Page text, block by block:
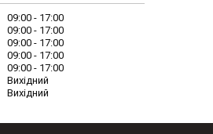
09:00
17:00
09:00
17:00
09:00
17:00
09:00
17:00
09:00
17:00
Вихідний
Вихідний